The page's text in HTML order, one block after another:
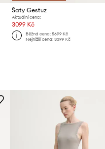
Šaty Gestuz
Aktuální cena:
3099 Kč
Běžná cena: 5699 Kč
Nejnižší cena: 3399 Kč